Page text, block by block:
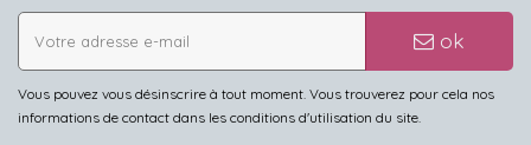
ok
Vous pouvez vous désinscrire à tout moment. Vous trouverez pour cela nos
informations de contact dans les conditions d'utilisation du site.